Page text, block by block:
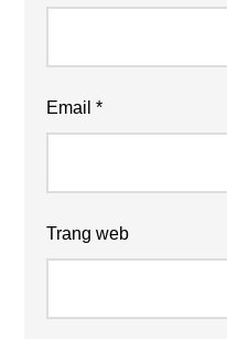
Email*
Trang web